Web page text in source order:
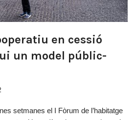
en cessió
un model públic-
setmanes el I Fòrum de l’habitatge